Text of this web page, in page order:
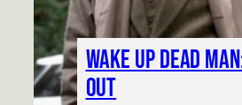
Wake up dead
out